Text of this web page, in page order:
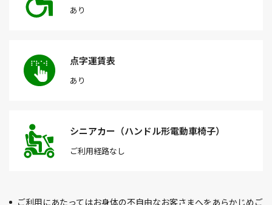
あり
点字運賃表
あり
シニアカー（ハンドル形電動車椅子）
ご利用経路なし
ご利用にあたってはお身体の不自由なお客さまへをあらかじめご